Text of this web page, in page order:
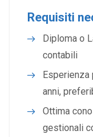
Requisiti
Diploma o
contabili
Esperienza
anni,
Ottima
gestionali